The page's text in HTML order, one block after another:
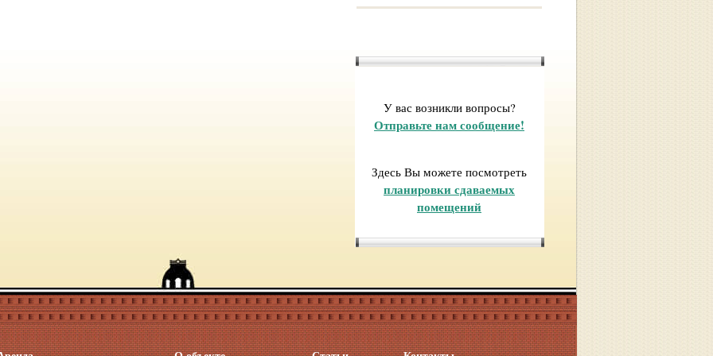
У вас возникли вопросы?
Отправьте нам сообщение!
Здесь Вы можете посмотреть
планировки сдаваемых
помещений